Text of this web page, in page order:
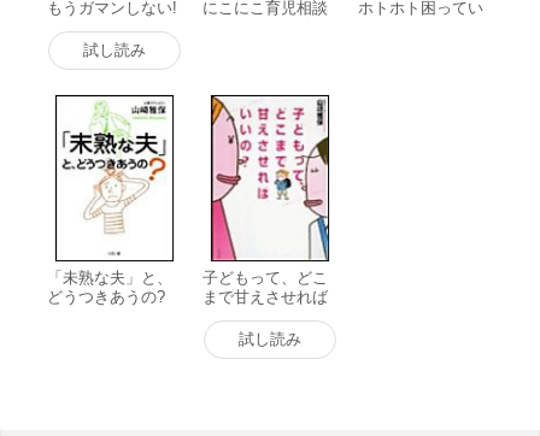
もうガマンしない!
電子書籍版
試し読み
にこにこ育児相談
ホトホト困ってい
「未熟な夫」と、
どうつきあうの?
子どもって、どこ
まで甘えさせれば
いいの? 電子書籍
版
試し読み